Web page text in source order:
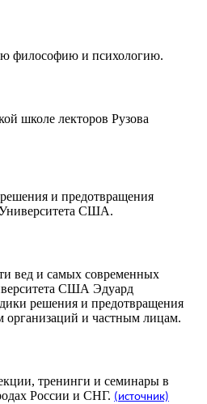
философию и психологию.
школе лекторов Рузова
и предотвращения
Университета США.
вед и самых современных
США Эдуард
решения и предотвращения
организаций и частным лицам.
тренинги и семинары в
России и СНГ. (источник)